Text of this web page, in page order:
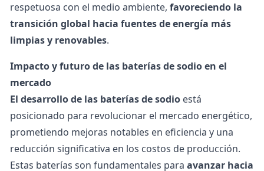
respetuosa con el medio ambiente, favoreciendo la
transición global hacia fuentes de energía más
limpias y renovables.
Impacto y futuro de las baterías de sodio en el
mercado
El desarrollo de las baterías de sodio está
posicionado para revolucionar el mercado energético,
prometiendo mejoras notables en eficiencia y una
reducción significativa en los costos de producción.
Estas baterías son fundamentales para avanzar hacia